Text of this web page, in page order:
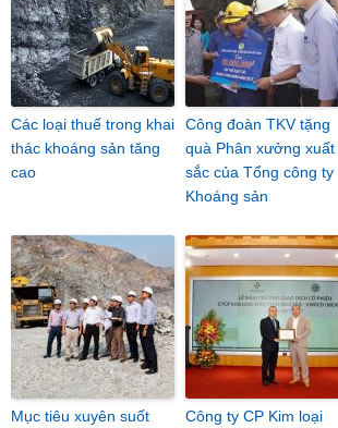
Các loại thuế trong khai
thác khoáng sản tăng
cao
Công đoàn TKV tặng
quà Phân xưởng xuất
sắc của Tổng công ty
Khoáng sản
Mục tiêu xuyên suốt Công ty CP Kim loại